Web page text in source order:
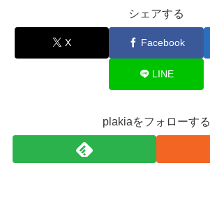
シェアする
X Facebook
LINE
plakiaをフォローする